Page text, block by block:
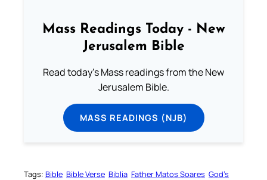
Mass Readings Today - New
Jerusalem Bible
Read today's Mass readings from the New
Jerusalem Bible.
MASS READINGS (NJB)
Tags: Bible Bible Verse Biblia Father Matos Soares God’s